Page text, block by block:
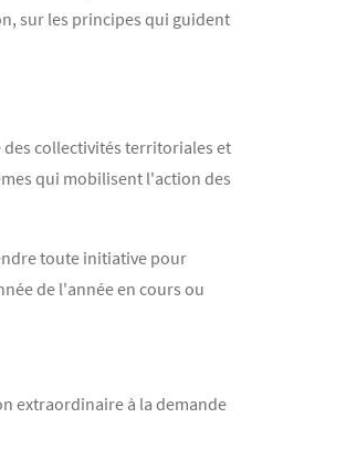
sur les principes qui guident
collectivités territoriales et
qui mobilisent l'action des
toute initiative pour
de l'année en cours ou
extraordinaire à la demande